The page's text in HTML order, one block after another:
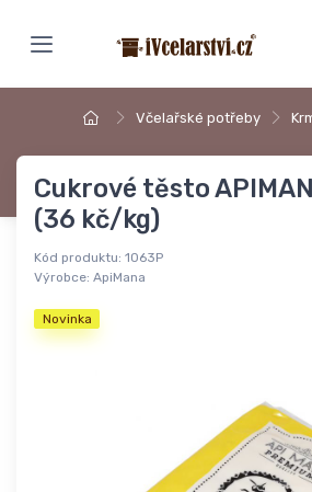
Včelařské potřeby
Cukrové těsto
(36 kč/kg)
Kód produktu: 1063P
Výrobce: ApiMana
Novinka